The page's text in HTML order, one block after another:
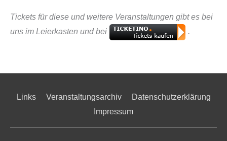
Tickets für diese und weitere Veranstaltungen gibt es bei
uns im Leierkasten und bei
.
Links Veranstaltungsarchiv
Datenschutzerklärung
Impressum